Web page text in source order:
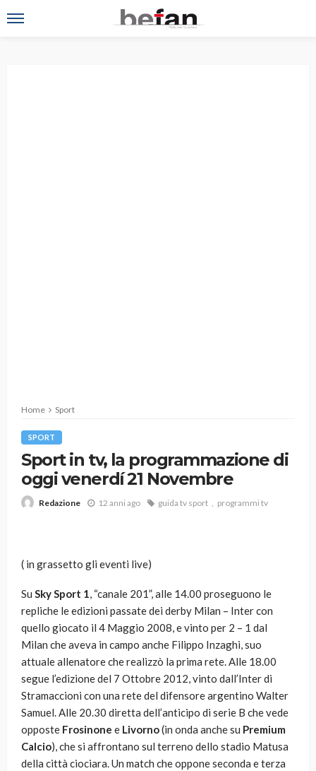
Home Sport
SPORT
Sport in tv, la programmazione di
oggi venerdí 21 Novembre
Redazione 12 anni ago guida tv sport programmi tv
( in grassetto gli eventi live)
Su Sky Sport 1, “canale 201”, alle 14.00 proseguono le
repliche le edizioni passate dei derby Milan – Inter con
quello giocato il 4 Maggio 2008, e vinto per 2 – 1 dal
Milan che aveva in campo anche Filippo Inzaghi, suo
attuale allenatore che realizzò la prima rete. Alle 18.00
segue l’edizione del 7 Ottobre 2012, vinto dall’Inter di
Stramaccioni con una rete del difensore argentino Walter
Samuel. Alle 20.30 diretta dell’anticipo di serie B che vede
opposte Frosinone e Livorno(in onda anche su Premium
Calcio), che si affrontano sul terreno dello stadio Matusa
della città ciociara. Un match che oppone seconda e terza